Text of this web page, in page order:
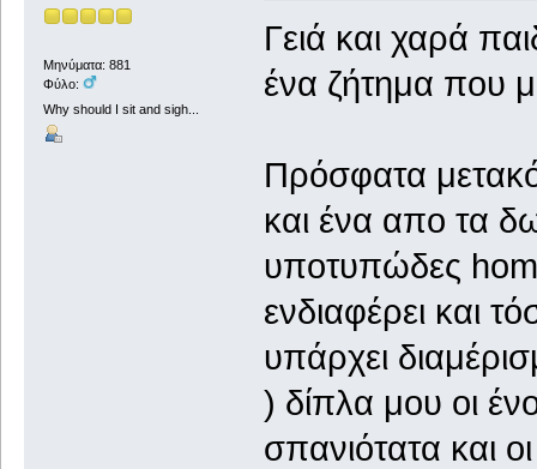
Μηνύματα: 881
Φύλο:
Why should I sit and sigh...
Γειά και χαρά
ένα ζήτημα που
Πρόσφατα
και ένα απο τα
υποτυπώδες
ενδιαφέρει και
υπάρχει
) δίπλα μου οι
σπανιότατα και